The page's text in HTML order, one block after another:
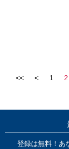
<< < 1 2
登録は無料！あ